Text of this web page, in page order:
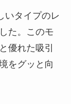
いタイプのレ
た。このモ
優れた吸引
をグッと向